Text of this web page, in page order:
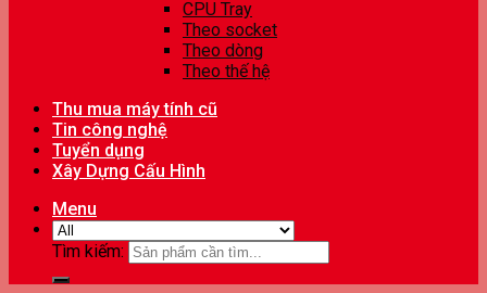
CPU Tray
Theo socket
Theo dòng
Theo thế hệ
Thu mua máy tính cũ
Tin công nghệ
Tuyển dụng
Xây Dựng Cấu Hình
Menu
Tìm kiếm: